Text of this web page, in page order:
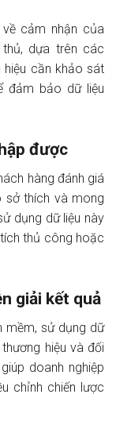
cảm nhận của
dựa trên các
cần khảo sát
đảm bảo dữ liệu
được
hàng đánh giá
sở thích và mong
dụng dữ liệu này
thủ công hoặc
giải kết quả
mềm, sử dụng dữ
hiệu và đối
doanh nghiệp
chỉnh chiến lược